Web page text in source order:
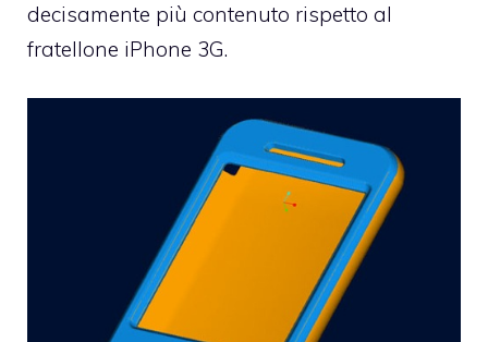
decisamente più contenuto rispetto al
fratellone iPhone 3G.